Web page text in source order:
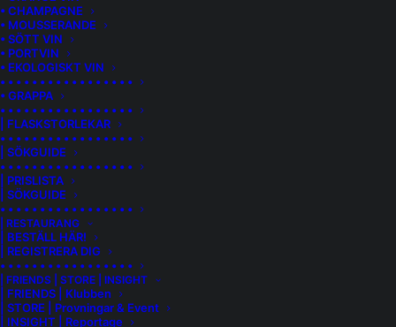
• CHAMPAGNE
• MOUSSERANDE
• SÖTT VIN
• PORTVIN
• EKOLOGISKT VIN
• • • • • • • • • • • • • • • • •
• GRAPPA
• • • • • • • • • • • • • • • • •
| FLASKSTORLEKAR
• • • • • • • • • • • • • • • • •
| SÖKGUIDE
• • • • • • • • • • • • • • • • •
| PRISLISTA
| SÖKGUIDE
• • • • • • • • • • • • • • • • •
| RESTAURANG
| BESTÄLL HÄR!
| REGISTRERA DIG
• • • • • • • • • • • • • • • • •
| FRIENDS | STORE | INSIGHT
| FRIENDS | Klubben
| STORE | Provningar & Event
| INSIGHT | Reportage
BALASSA BOR KFT.